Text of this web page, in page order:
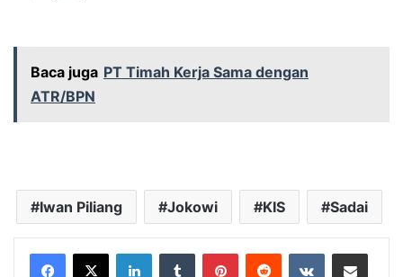
Baca juga PT Timah Kerja Sama dengan
ATR/BPN
Iwan Piliang Jokowi KIS Sadai
LinkedInTumblr PinterestReddit VKontakteShare via Email